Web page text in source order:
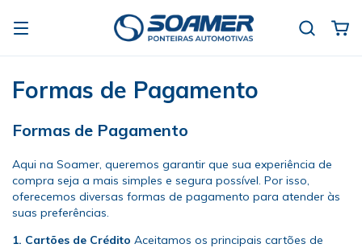
Formas de Pagamento
Formas de Pagamento
Aqui na Soamer, queremos garantir que sua experiência de
compra seja a mais simples e segura possível. Por isso,
oferecemos diversas formas de pagamento para atender às
suas preferências.
1. Cartões de Crédito Aceitamos os principais cartões de